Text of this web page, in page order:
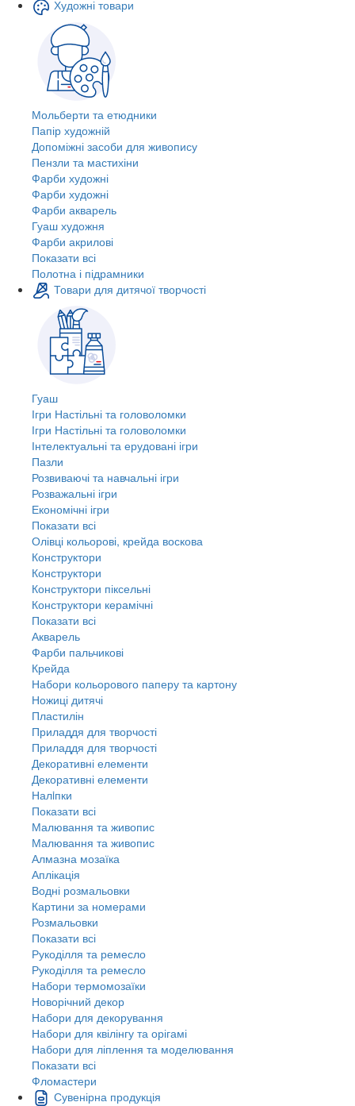
Художні товари
Мольберти та етюдники
Папір художній
Допоміжні засоби для живопису
Пензли та мастихіни
Фарби художні
Фарби художні
Фарби акварель
Гуаш художня
Фарби акрилові
Показати всі
Полотна і підрамники
Товари для дитячої творчості
Гуаш
Ігри Настільні та головоломки
Ігри Настільні та головоломки
Інтелектуальні та ерудовані ігри
Пазли
Розвиваючі та навчальні ігри
Розважальні ігри
Економічні ігри
Показати всі
Олівці кольорові, крейда воскова
Конструктори
Конструктори
Конструктори піксельні
Конструктори керамічні
Показати всі
Акварель
Фарби пальчикові
Крейда
Набори кольорового паперу та картону
Ножиці дитячі
Пластилін
Приладдя для творчості
Приладдя для творчості
Декоративні елементи
Декоративні елементи
Налiпки
Показати всі
Малювання та живопис
Малювання та живопис
Алмазна мозаїка
Аплікація
Водні розмальовки
Картини за номерами
Розмальовки
Показати всі
Рукоділля та ремесло
Рукоділля та ремесло
Набори термомозаїки
Новорічний декор
Набори для декорування
Набори для квілінгу та орігамі
Набори для ліплення та моделювання
Показати всі
Фломастери
Сувенірна продукція